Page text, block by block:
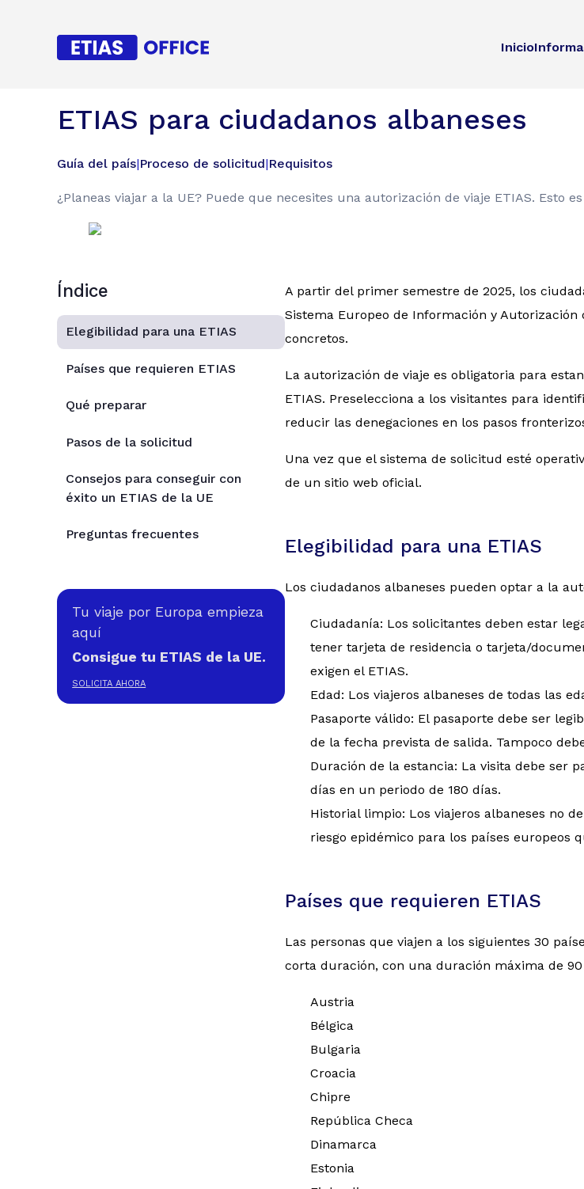
Inicio
ETIAS para ciudadanos albaneses
Guía del país|Proceso de solicitud|Requisitos
¿Planeas viajar a la UE? Puede que necesites una autorización de viaje ETIAS. Esto
Índice
Elegibilidad para una ETIAS
Países que requieren ETIAS
Qué preparar
Pasos de la solicitud
Consejos para conseguir con
éxito un ETIAS de la UE
Preguntas frecuentes
Tu viaje por Europa empieza
aquí
Consigue tu ETIAS de la UE.
SOLICITA AHORA
A partir del primer semestre de 2025, los
Sistema Europeo de Información y
concretos.
La autorización de viaje es obligatoria para
ETIAS. Preselecciona a los visitantes para
reducir las denegaciones en los pasos
Una vez que el sistema de solicitud esté
de un sitio web oficial.
Elegibilidad para una ETIAS
Los ciudadanos albaneses pueden optar a la
Ciudadanía: Los solicitantes deben estar
tener tarjeta de residencia o tarjeta/
exigen el ETIAS.
Edad: Los viajeros albaneses de todas las
Pasaporte válido: El pasaporte debe ser
de la fecha prevista de salida. Tampoco
Duración de la estancia: La visita debe ser
días en un periodo de 180 días.
Historial limpio: Los viajeros albaneses no
riesgo epidémico para los países europeos
Países que requieren ETIAS
Las personas que viajen a los siguientes 30
corta duración, con una duración máxima de 90
Austria
Bélgica
Bulgaria
Croacia
Chipre
República Checa
Dinamarca
Estonia